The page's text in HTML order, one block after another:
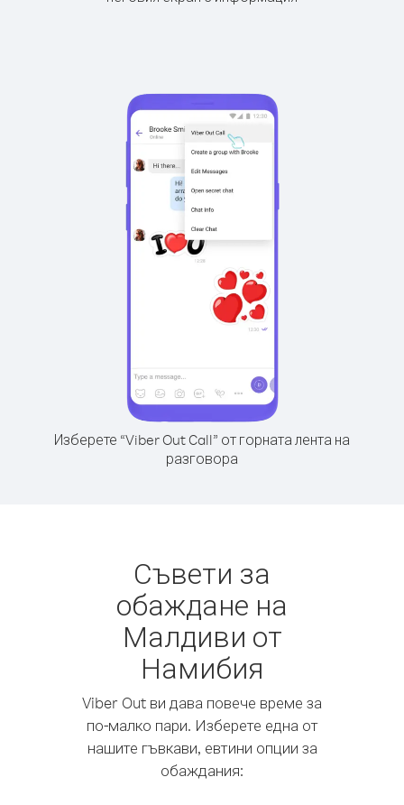
Изберете “Viber Out Call” от горната лента на
разговора
Съвети за
обаждане на
Малдиви от
Намибия
Viber Out ви дава повече време за
по-малко пари. Изберете една от
нашите гъвкави, евтини опции за
обаждания: